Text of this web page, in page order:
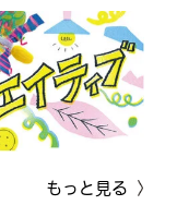
もっと見る